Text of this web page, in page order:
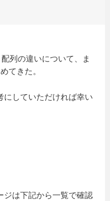
列の違いについて、ま
てきた。
にしていただければ幸い
ジは下記から一覧で確認